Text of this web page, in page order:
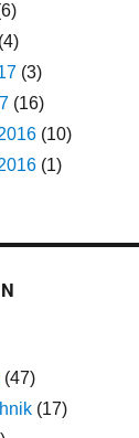
(4)
(3)
(16)
(10)
(1)
(47)
(17)